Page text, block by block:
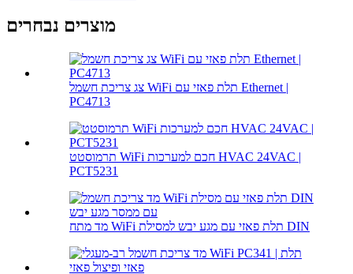
מוצרים נבחרים
צג צריכת חשמל WiFi תלת פאזי עם Ethernet |
PC4713
תרמוסטט WiFi חכם למערכות HVAC 24VAC |
PCT5231
מד מתח WiFi תלת פאזי עם מגע יבש למסילת DIN